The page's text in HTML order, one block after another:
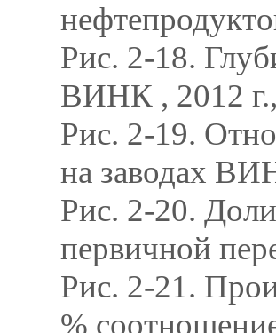
Рис. 2-18.
ВИНК , 2012
Рис. 2-19.
на заводах
Рис. 2-20.
первичной
Рис. 2-21.
%